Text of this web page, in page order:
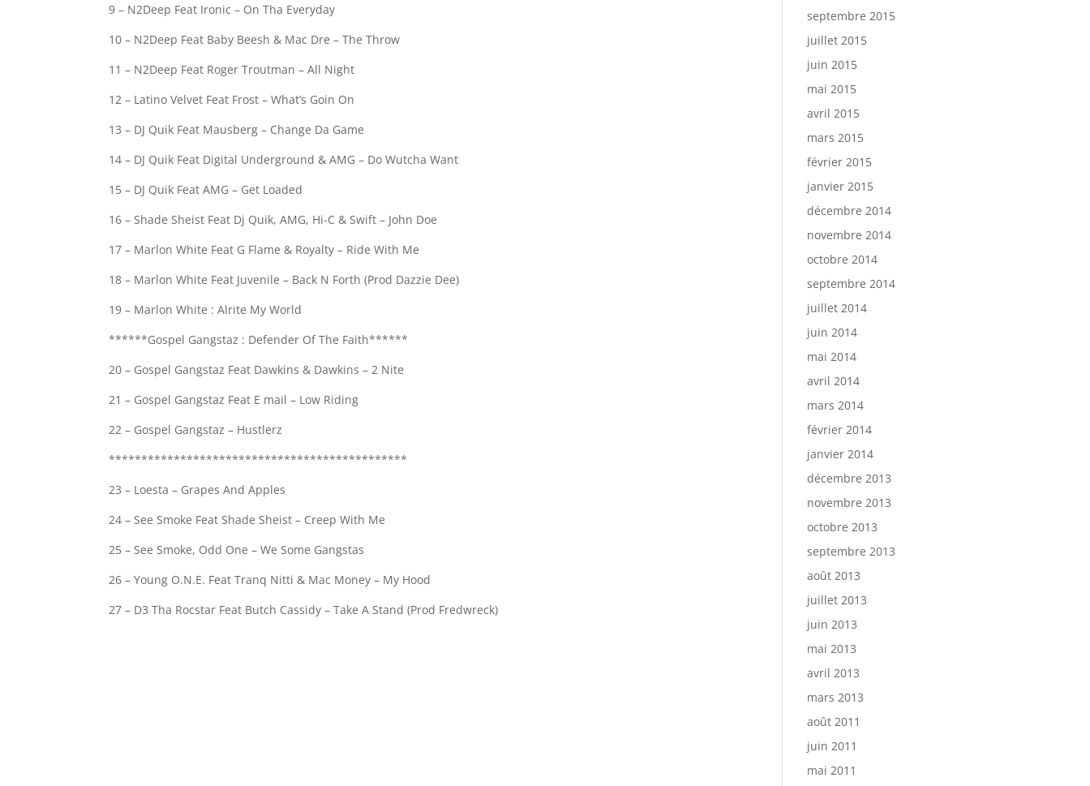
9 – N2Deep Feat Ironic – On Tha Everyday
10 – N2Deep Feat Baby Beesh & Mac Dre – The Throw
11 – N2Deep Feat Roger Troutman – All Night
12 – Latino Velvet Feat Frost – What’s Goin On
13 – DJ Quik Feat Mausberg – Change Da Game
14 – DJ Quik Feat Digital Underground & AMG – Do Wutcha Want
15 – DJ Quik Feat AMG – Get Loaded
16 – Shade Sheist Feat Dj Quik, AMG, Hi-C & Swift – John Doe
17 – Marlon White Feat G Flame & Royalty – Ride With Me
18 – Marlon White Feat Juvenile – Back N Forth (Prod Dazzie Dee)
19 – Marlon White : Alrite My World
******Gospel Gangstaz : Defender Of The Faith******
20 – Gospel Gangstaz Feat Dawkins & Dawkins – 2 Nite
21 – Gospel Gangstaz Feat E mail – Low Riding
22 – Gospel Gangstaz – Hustlerz
**********************************************
23 – Loesta – Grapes And Apples
24 – See Smoke Feat Shade Sheist – Creep With Me
25 – See Smoke, Odd One – We Some Gangstas
26 – Young O.N.E. Feat Tranq Nitti & Mac Money – My Hood
27 – D3 Tha Rocstar Feat Butch Cassidy – Take A Stand (Prod Fredwreck)
septembre 2015
juillet 2015
juin 2015
mai 2015
avril 2015
mars 2015
février 2015
janvier 2015
décembre 2014
novembre 2014
octobre 2014
septembre 2014
juillet 2014
juin 2014
mai 2014
avril 2014
mars 2014
février 2014
janvier 2014
décembre 2013
novembre 2013
octobre 2013
septembre 2013
août 2013
juillet 2013
juin 2013
mai 2013
avril 2013
mars 2013
août 2011
juin 2011
mai 2011